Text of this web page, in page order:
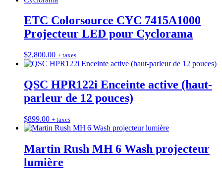
ETC Colorsource CYC 7415A1000
Projecteur LED pour Cyclorama
$2,800.00 + taxes
QSC HPR122i Enceinte active (haut-
parleur de 12 pouces)
$899.00 + taxes
Martin Rush MH 6 Wash projecteur
lumière